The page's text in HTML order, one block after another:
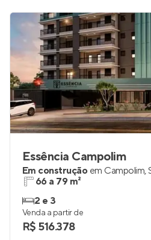
Essência Campolim
Em construção em Campolim,
66 a 79 m²
2 e 3
Venda a partir de
R$ 516.378